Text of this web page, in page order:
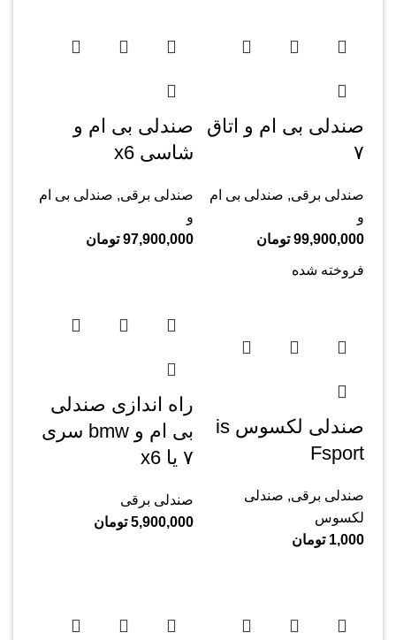
صندلی بی ام و اتاق
۷
صندلی برقی, صندلی بی ام
و
99,900,000 تومان
صندلی بی ام و
شاسی x6
صندلی برقی, صندلی بی ام
و
97,900,000 تومان
فروخته شده
صندلی لکسوس is
Fsport
صندلی برقی, صندلی
لکسوس
1,000 تومان
راه اندازی صندلی
بی ام و bmw سری
۷ یا x6
صندلی برقی
5,900,000 تومان